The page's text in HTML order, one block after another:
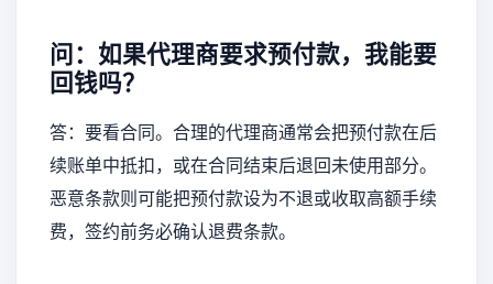
问：如果代理商要求预付款，我能要
回钱吗？
答：要看合同。合理的代理商通常会把预付款在后
续账单中抵扣，或在合同结束后退回未使用部分。
恶意条款则可能把预付款设为不退或收取高额手续
费，签约前务必确认退费条款。